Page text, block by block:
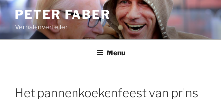
Ga
naar
de
inhoud
PETER FABER
Verhalenverteller
Menu
Het pannenkoekenfeest van prins